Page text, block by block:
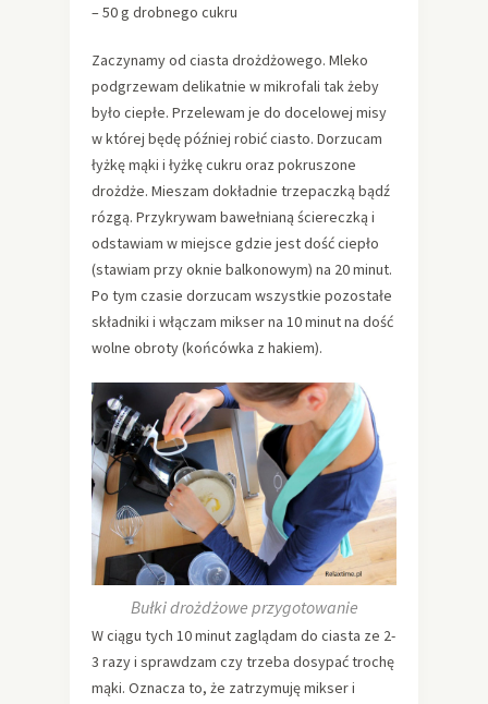
– 50 g drobnego cukru
Zaczynamy od ciasta drożdżowego. Mleko
podgrzewam delikatnie w mikrofali tak żeby
było ciepłe. Przelewam je do docelowej misy
w której będę później robić ciasto. Dorzucam
łyżkę mąki i łyżkę cukru oraz pokruszone
drożdże. Mieszam dokładnie trzepaczką bądź
rózgą. Przykrywam bawełnianą ściereczką i
odstawiam w miejsce gdzie jest dość ciepło
(stawiam przy oknie balkonowym) na 20 minut.
Po tym czasie dorzucam wszystkie pozostałe
składniki i włączam mikser na 10 minut na dość
wolne obroty (końcówka z hakiem).
Bułki drożdżowe przygotowanie
W ciągu tych 10 minut zaglądam do ciasta ze 2-
3 razy i sprawdzam czy trzeba dosypać trochę
mąki. Oznacza to, że zatrzymuję mikser i